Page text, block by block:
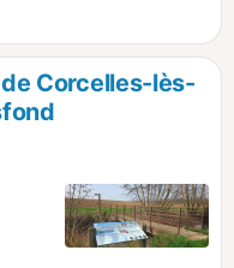
au
territoire
d’altitude.
Corcelles-lès-